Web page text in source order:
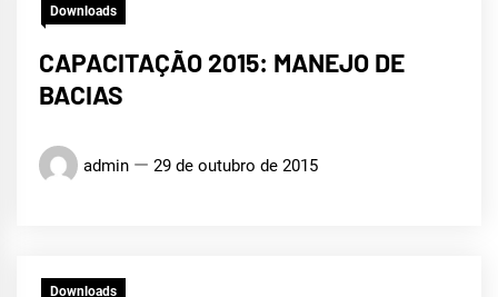
Downloads
CAPACITAÇÃO 2015: MANEJO DE
BACIAS
admin 29 de outubro de 2015
Downloads